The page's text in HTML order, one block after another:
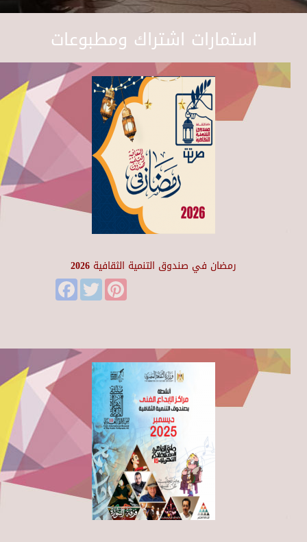
استمارات اشتراك ومطبوعات
رمضان في صندوق التنمية الثقافية 2026
FacebookTwitter